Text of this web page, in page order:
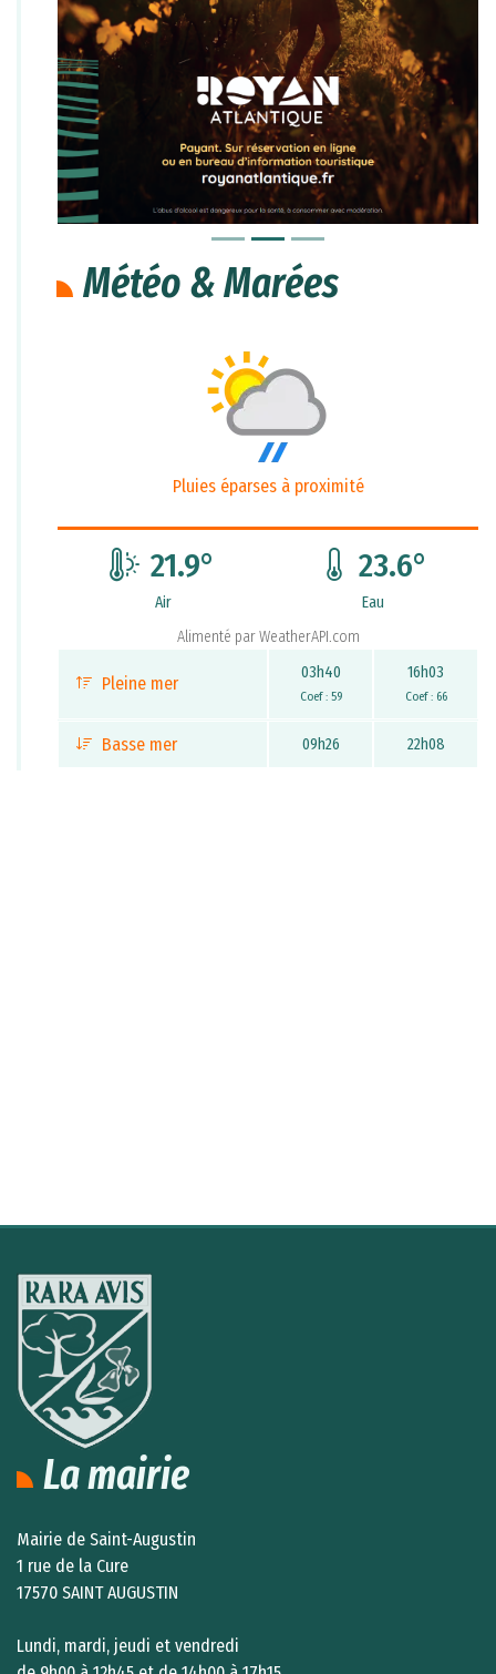
Météo & Marées
Pluies éparses à proximité
21.9°
Air
23.6°
Eau
Alimenté parWeatherAPI.com
Pleine mer
03h40
Coef : 59
16h03
Coef : 66
Basse mer 09h26 22h08
La mairie
Mairie de Saint-Augustin
1 rue de la Cure
17570 SAINT AUGUSTIN
Lundi, mardi, jeudi et vendredi